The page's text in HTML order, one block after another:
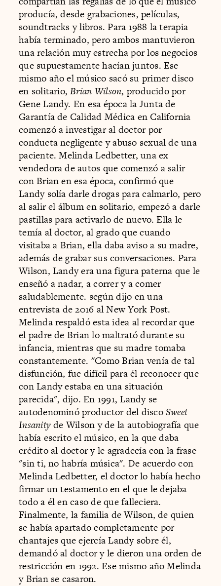
producía, desde grabaciones, películas,
soundtracks y libros. Para 1988 la terapia
había terminado, pero ambos mantuvieron
una relación muy estrecha por los negocios
que supuestamente hacían juntos. Ese
mismo año el músico sacó su primer disco
en solitario,Brian Wilson, producido por
Gene Landy. En esa época la Junta de
Garantía de Calidad Médica en California
comenzó a investigar al doctor por
conducta negligente y abuso sexual de una
paciente. Melinda Ledbetter, una ex
vendedora de autos que comenzó a salir
con Brian en esa época, confirmó que
Landy solía darle drogas para calmarlo, pero
al salir el álbum en solitario, empezó a darle
pastillas para activarlo de nuevo. Ella le
temía al doctor, al grado que cuando
visitaba a Brian, ella daba aviso a su madre,
además de grabar sus conversaciones. Para
Wilson, Landy era una figura paterna que le
enseñó a nadar, a correr y a comer
saludablemente. según dijo en una
entrevista de 2016 al New York Post.
Melinda respaldó esta idea al recordar que
el padre de Brian lo maltrató durante su
infancia, mientras que su madre tomaba
constantemente. "Como Brian venía de tal
disfunción, fue difícil para él reconocer que
con Landy estaba en una situación
parecida", dijo. En 1991, Landy se
autodenominó productor del discoSweet
Insanityde Wilson y de la autobiografía que
había escrito el músico, en la que daba
crédito al doctor y le agradecía con la frase
"sin ti, no habría música". De acuerdo con
Melinda Ledbetter, el doctor lo había hecho
firmar un testamento en el que le dejaba
todo a él en caso de que falleciera.
Finalmente, la familia de Wilson, de quien
se había apartado completamente por
chantajes que ejercía Landy sobre él,
demandó al doctor y le dieron una orden de
restricción en 1992. Ese mismo año Melinda
y Brian se casaron.